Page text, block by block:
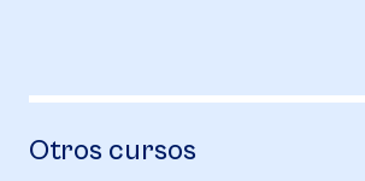
Otros cursos